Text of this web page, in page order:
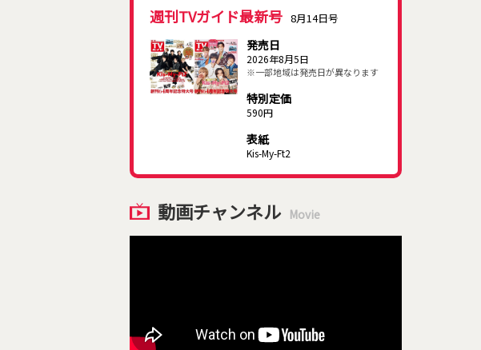
週刊TVガイド最新号 8月14日号
発売日
2026年8月5日
※一部地域は発売日が異なります
特別定価
590円
表紙
Kis-My-Ft2
動画チャンネル Movie